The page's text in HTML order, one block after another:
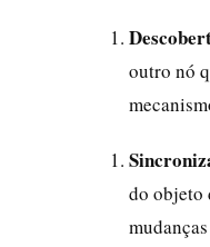
outro nó
do objeto